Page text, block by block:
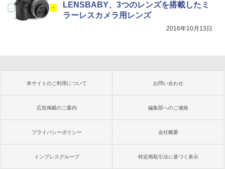
LENSBABY、3つのレンズを搭載したミ
ラーレスカメラ用レンズ
2016年10月13日
本サイトのご利用について お問い合わせ
広告掲載のご案内 編集部へのご連絡
プライバシーポリシー 会社概要
インプレスグループ 特定商取引法に基づく表示